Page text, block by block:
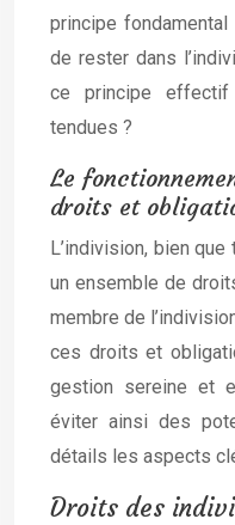
principe
de rester dans
ce principe
tendues ?
Le
droits et
L’indivision, bien
un ensemble de
membre de
ces droits et
gestion sereine et
éviter ainsi des
détails les aspects
Droits des